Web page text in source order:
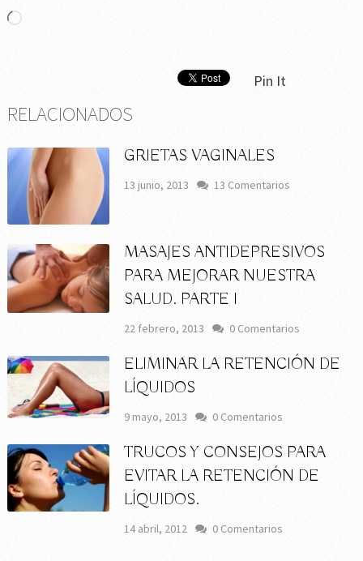
Cargando...
Pin It
RELACIONADOS
GRIETAS VAGINALES
13 junio, 2013 13 Comentarios
MASAJES ANTIDEPRESIVOS
PARA MEJORAR NUESTRA
SALUD. PARTE I
22 febrero, 2013 0 Comentarios
ELIMINAR LA RETENCIÓN DE
LÍQUIDOS
9 mayo, 2013 0 Comentarios
TRUCOS Y CONSEJOS PARA
EVITAR LA RETENCIÓN DE
LÍQUIDOS.
14 abril, 2012 0 Comentarios